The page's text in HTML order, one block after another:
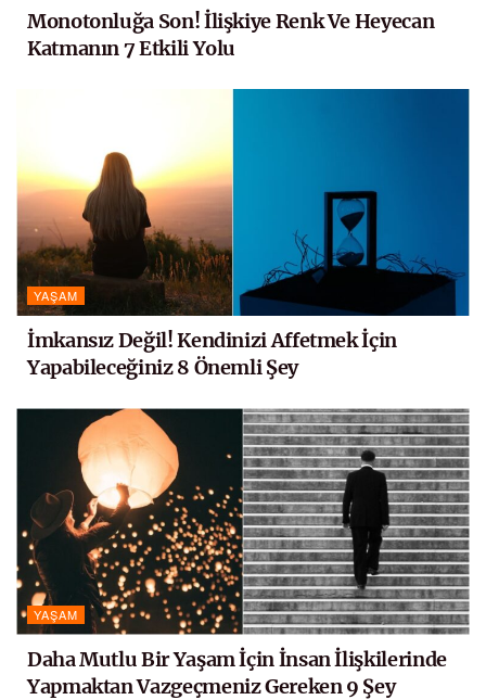
Monotonluğa Son! İlişkiye Renk Ve Heyecan
Katmanın 7 Etkili Yolu
YAŞAM
İmkansız Değil! Kendinizi Affetmek İçin
Yapabileceğiniz 8 Önemli Şey
YAŞAM
Daha Mutlu Bir Yaşam İçin İnsan İlişkilerinde
Yapmaktan Vazgeçmeniz Gereken 9 Şey